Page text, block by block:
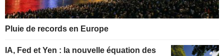
Pluie de records en Europe
IA, Fed et Yen : la nouvelle équation des